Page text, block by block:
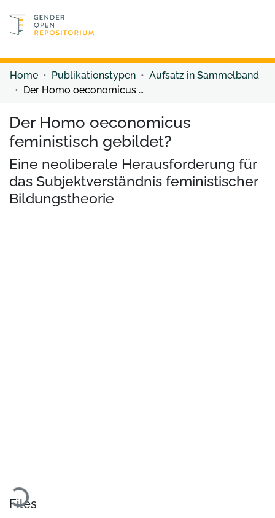
Discover content
Home Publikationstypen
Aufsatz in Sammelband
Der Homo oeconomicus feministisch gebildet?
Der Homo oeconomicus
feministisch gebildet?
Eine neoliberale Herausforderung für
das Subjektverständnis feministischer
Bildungstheorie
Loading...
Files